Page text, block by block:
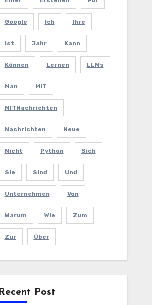
Google Ich Ihre
Ist Jahr Kann
Können Lernen LLMs
Man MIT
MITNachrichten
Nachrichten Neue
Nicht Python Sich
Sie Sind Und
Unternehmen Von
Warum Wie Zum
Zur Über
Recent Post